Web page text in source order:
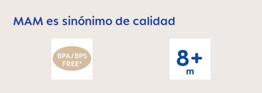
Skip MAM Means Quality Icon Bar
MAM es sinónimo de calidad